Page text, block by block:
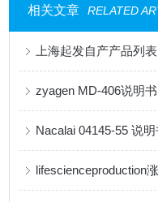
相关文章 RELATED
上海起发自产产品列
zyagen MD-406说明书
Nacalai 04145-55 说明
lifescienceproduction